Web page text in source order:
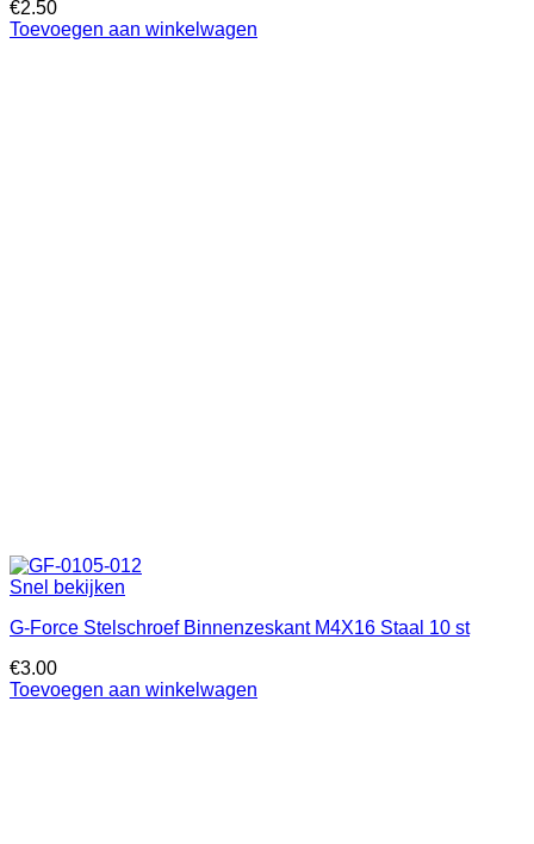
€2.50
Toevoegen aan winkelwagen
Snel bekijken
G-Force Stelschroef Binnenzeskant M4X16 Staal 10 st
€3.00
Toevoegen aan winkelwagen